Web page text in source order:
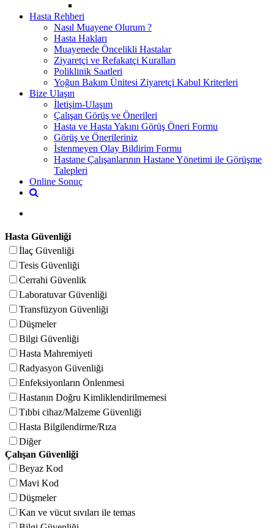
Hasta Rehberi
Nasıl Muayene Olurum ?
Hasta Hakları
Muayenede Öncelikli Hastalar
Ziyaretçi ve Refakatçi Kuralları
Poliklinik Saatleri
Yoğun Bakım Ünitesi Ziyaretçi Kabul Kriterleri
Bize Ulaşın
İletişim-Ulaşım
Çalışan Görüş ve Önerileri
Hasta ve Hasta Yakını Görüş Öneri Formu
Görüş ve Önerileriniz
İstenmeyen Olay Bildirim Formu
Hastane Çalışanlarının Hastane Yönetimi ile Görüşme
Talepleri
Online Sonuç
Hasta Güvenliği
İlaç Güvenliği
Tesis Güvenliği
Cerrahi Güvenlik
Laboratuvar Güvenliği
Transfüzyon Güvenliği
Düşmeler
Bilgi Güvenliği
Hasta Mahremiyeti
Radyasyon Güvenliği
Enfeksiyonların Önlenmesi
Hastanın Doğru Kimliklendirilmemesi
Tıbbi cihaz/Malzeme Güvenliği
Hasta Bilgilendirme/Rıza
Diğer
Çalışan Güvenliği
Beyaz Kod
Mavi Kod
Düşmeler
Kan ve vücut sıvıları ile temas